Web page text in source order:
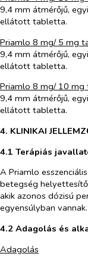
9,4 mm átmérőjű,
ellátott tabletta.
Priamlo 8 mg/ 5 mg
9,4 mm átmérőjű,
ellátott tabletta.
Priamlo 8 mg/ 10
9,4 mm átmérőjű,
ellátott tabletta.
4. KLINIKAI
4.1 Terápiás
A Priamlo
betegség
akik azonos dózisú
egyensúlyban vannak.
4.2 Adagolás és
Adagolás